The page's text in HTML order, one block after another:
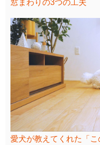
窓まわりの3つの工夫
愛犬が教えてくれた「